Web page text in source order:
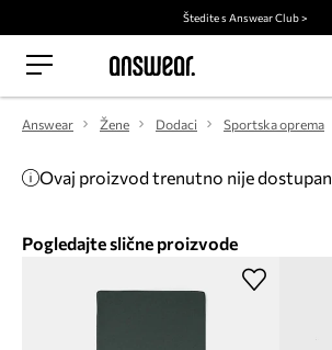
Štedite s Answear Club >
Answear Žene Dodaci Sportska oprema
Ovaj proizvod trenutno nije dostupan
Pogledajte slične proizvode